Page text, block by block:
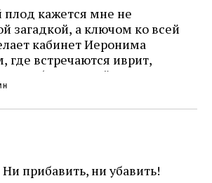
кажется мне не
загадкой, а ключом ко всей
кабинет Иеронима
где встречаются иврит,
буквальный смысл и
филологическая
переводчик,
исправления, и
исправление как
переводчиков,
прибавить, ни убавить!